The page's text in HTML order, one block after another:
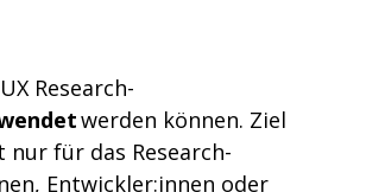
Research-
werden können. Ziel
nur für das Research-
Entwickler:innen oder